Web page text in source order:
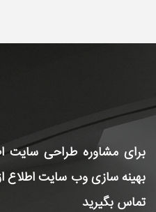
برای مشاوره طراحی سایت
بهینه سازی وب سایتاطلاع
تماس بگیرید